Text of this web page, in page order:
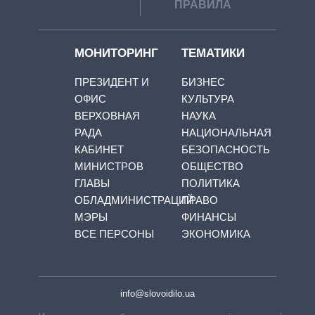
ПРАВИЛА
МОНИТОРИНГ
ПРЕЗИДЕНТ И
ОФИС
ВЕРХОВНАЯ
РАДА
КАБИНЕТ
МИНИСТРОВ
ГЛАВЫ
ОБЛАДМИНИСТРАЦИЙ
МЭРЫ
ВСЕ ПЕРСОНЫ
ТЕМАТИКИ
БИЗНЕС
КУЛЬТУРА
НАУКА
НАЦИОНАЛЬНАЯ
БЕЗОПАСНОСТЬ
ОБЩЕСТВО
ПОЛИТИКА
ПРАВО
ФИНАНСЫ
ЭКОНОМИКА
info@slovoidilo.ua